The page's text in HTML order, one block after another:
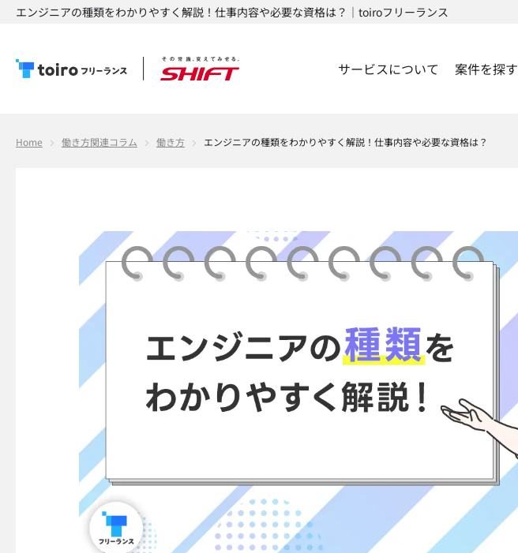
エンジニアの種類をわかりやすく解説！仕事内容や必要な資格は？｜toiroフリーランス
サービスについて 案件を探す
Home 働き方関連コラム 働き方 エンジニアの種類をわかりやすく解説！仕事内容や必要な資格は？